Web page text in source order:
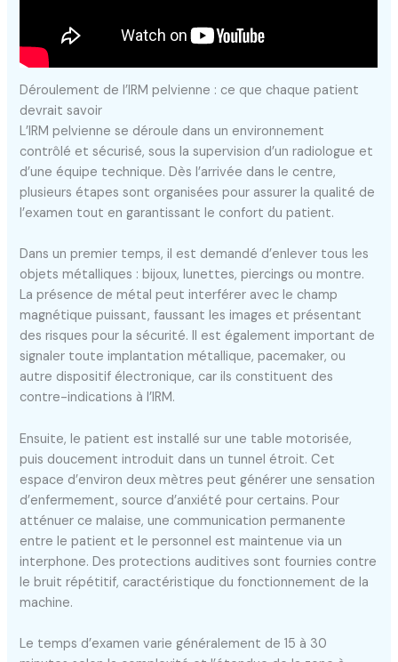
Déroulement de l’IRM pelvienne : ce que chaque patient
devrait savoir
L’IRM pelvienne se déroule dans un environnement
contrôlé et sécurisé, sous la supervision d’un radiologue et
d’une équipe technique. Dès l’arrivée dans le centre,
plusieurs étapes sont organisées pour assurer la qualité de
l’examen tout en garantissant le confort du patient.
Dans un premier temps, il est demandé d’enlever tous les
objets métalliques : bijoux, lunettes, piercings ou montre.
La présence de métal peut interférer avec le champ
magnétique puissant, faussant les images et présentant
des risques pour la sécurité. Il est également important de
signaler toute implantation métallique, pacemaker, ou
autre dispositif électronique, car ils constituent des
contre-indications à l’IRM.
Ensuite, le patient est installé sur une table motorisée,
puis doucement introduit dans un tunnel étroit. Cet
espace d’environ deux mètres peut générer une sensation
d’enfermement, source d’anxiété pour certains. Pour
atténuer ce malaise, une communication permanente
entre le patient et le personnel est maintenue via un
interphone. Des protections auditives sont fournies contre
le bruit répétitif, caractéristique du fonctionnement de la
machine.
Le temps d’examen varie généralement de 15 à 30